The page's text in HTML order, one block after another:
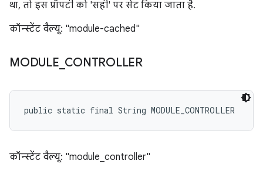
था, तो इस प्रॉपर्टी को 'सही' पर सेट किया जाता है.
कॉन्स्टेंट वैल्यू: "module-cached"
MODULE CONTROLLER
public static final String MODULE_CONTROLLER
कॉन्स्टेंट वैल्यू: "module_controller"